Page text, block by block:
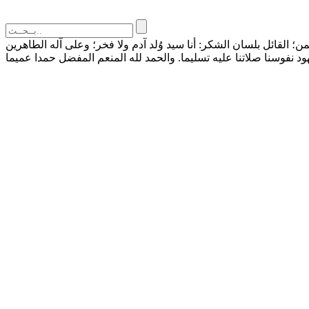
بلسان الشكر: أنا سيد وُلد آدم ولا فخر؛ وعلى آله الطاهرين